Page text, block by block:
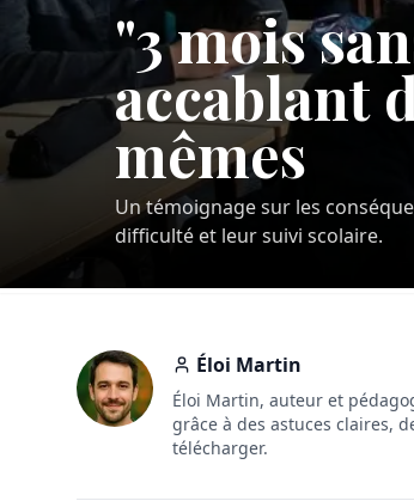
"3 mois
accablant
mêmes
Un témoignage sur les
difficulté et leur suivi scolaire.
Éloi Martin
Éloi Martin, auteur et
grâce à des astuces claires,
télécharger.